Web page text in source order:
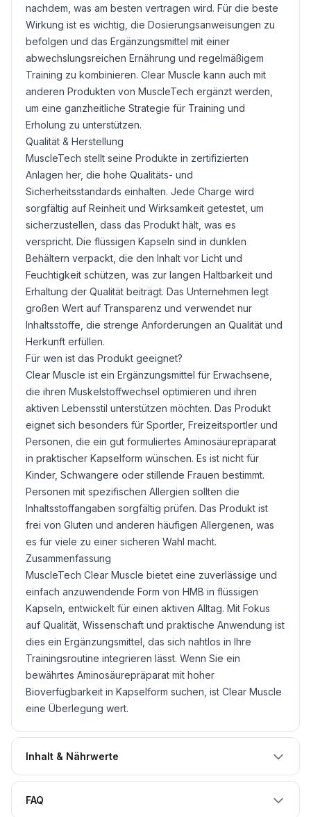
nachdem, was am besten vertragen wird. Für die beste
Wirkung ist es wichtig, die Dosierungsanweisungen zu
befolgen und das Ergänzungsmittel mit einer
abwechslungsreichen Ernährung und regelmäßigem
Training zu kombinieren. Clear Muscle kann auch mit
anderen Produkten von MuscleTech ergänzt werden,
um eine ganzheitliche Strategie für Training und
Erholung zu unterstützen.
Qualität & Herstellung
MuscleTech stellt seine Produkte in zertifizierten
Anlagen her, die hohe Qualitäts- und
Sicherheitsstandards einhalten. Jede Charge wird
sorgfältig auf Reinheit und Wirksamkeit getestet, um
sicherzustellen, dass das Produkt hält, was es
verspricht. Die flüssigen Kapseln sind in dunklen
Behältern verpackt, die den Inhalt vor Licht und
Feuchtigkeit schützen, was zur langen Haltbarkeit und
Erhaltung der Qualität beiträgt. Das Unternehmen legt
großen Wert auf Transparenz und verwendet nur
Inhaltsstoffe, die strenge Anforderungen an Qualität und
Herkunft erfüllen.
Für wen ist das Produkt geeignet?
Clear Muscle ist ein Ergänzungsmittel für Erwachsene,
die ihren Muskelstoffwechsel optimieren und ihren
aktiven Lebensstil unterstützen möchten. Das Produkt
eignet sich besonders für Sportler, Freizeitsportler und
Personen, die ein gut formuliertes Aminosäurepräparat
in praktischer Kapselform wünschen. Es ist nicht für
Kinder, Schwangere oder stillende Frauen bestimmt.
Personen mit spezifischen Allergien sollten die
Inhaltsstoffangaben sorgfältig prüfen. Das Produkt ist
frei von Gluten und anderen häufigen Allergenen, was
es für viele zu einer sicheren Wahl macht.
Zusammenfassung
MuscleTech Clear Muscle bietet eine zuverlässige und
einfach anzuwendende Form von HMB in flüssigen
Kapseln, entwickelt für einen aktiven Alltag. Mit Fokus
auf Qualität, Wissenschaft und praktische Anwendung ist
dies ein Ergänzungsmittel, das sich nahtlos in Ihre
Trainingsroutine integrieren lässt. Wenn Sie ein
bewährtes Aminosäurepräparat mit hoher
Bioverfügbarkeit in Kapselform suchen, ist Clear Muscle
eine Überlegung wert.
Inhalt & Nährwerte
FAQ